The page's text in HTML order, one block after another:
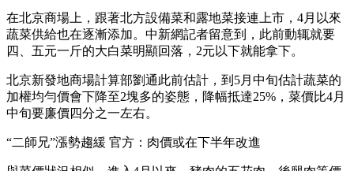
在北京商場上，跟著北方設備菜和露地菜接連上市，4月以來
蔬菜供給也在逐漸添加。中新網記者留意到，此前動辄就要
四、五元一斤的大白菜明顯回落，2元以下就能拿下。
北京新發地商場計算部劉通此前估計，到5月中旬估計蔬菜的
加權均勻價會下降至2塊多的姿態，降幅抵達25%，菜價比4月
中旬要廉價四分之一左右。
“二師兄”漲勢趨緩 官方：肉價或在下半年改進